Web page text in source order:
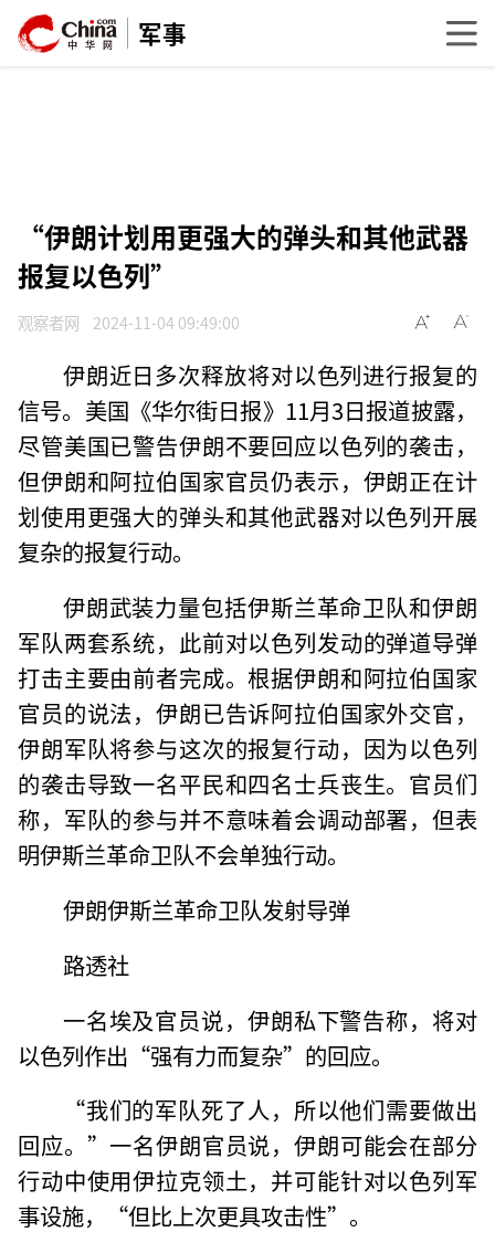
军事
“伊朗计划用更强大的弹头和其他武器
报复以色列”
观察者网 2024-11-04 09:49:00
伊朗近日多次释放将对以色列进行报复的
信号。美国《华尔街日报》11月3日报道披露，
尽管美国已警告伊朗不要回应以色列的袭击，
但伊朗和阿拉伯国家官员仍表示，伊朗正在计
划使用更强大的弹头和其他武器对以色列开展
复杂的报复行动。
伊朗武装力量包括伊斯兰革命卫队和伊朗
军队两套系统，此前对以色列发动的弹道导弹
打击主要由前者完成。根据伊朗和阿拉伯国家
官员的说法，伊朗已告诉阿拉伯国家外交官，
伊朗军队将参与这次的报复行动，因为以色列
的袭击导致一名平民和四名士兵丧生。官员们
称，军队的参与并不意味着会调动部署，但表
明伊斯兰革命卫队不会单独行动。
伊朗伊斯兰革命卫队发射导弹
路透社
一名埃及官员说，伊朗私下警告称，将对
以色列作出“强有力而复杂”的回应。
“我们的军队死了人，所以他们需要做出
回应。”一名伊朗官员说，伊朗可能会在部分
行动中使用伊拉克领土，并可能针对以色列军
事设施，“但比上次更具攻击性”。